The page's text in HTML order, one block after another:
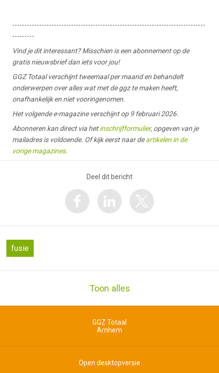
-------------------------------------------------------------------------------
---------
Vind je dit interessant? Misschien is een abonnement op de
gratis nieuwsbrief dan iets voor jou!
GGZ Totaal verschijnt tweemaal per maand en behandelt
onderwerpen over alles wat met de ggz te maken heeft,
onafhankelijk en niet vooringenomen.
Het volgende e-magazine verschijnt op 9 februari 2026.
Abonneren kan direct via hetinschrijfformulier, opgeven van je
mailadres is voldoende. Of kijk eerst naar deartikelen in de
vorige magazines.
Deel dit bericht
fusie
Toon alles
GGZ Totaal
Arnhem
Open desktopversie